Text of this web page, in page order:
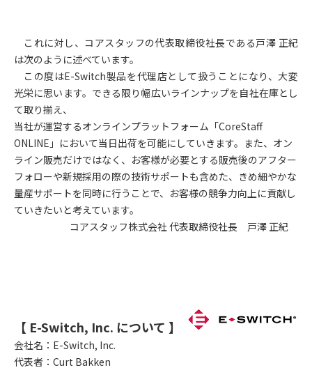
これに対し、コアスタッフの代表取締役社長である戸澤 正紀
は次のように述べています。
この度はE-Switch製品を代理店として扱うことになり、大変
光栄に思います。できる限り幅広いラインナップを自社在庫とし
て取り揃え、
当社が運営するオンラインプラットフォーム「CoreStaff
ONLINE」において当日出荷を可能にしていきます。また、オン
ライン販売だけではなく、お客様が必要とする販売後のアフター
フォローや新規採用の際の技術サポートも含めた、きめ細やかな
量産サポートを同時に行うことで、お客様の競争力向上に貢献し
ていきたいと考えています。
コアスタッフ株式会社 代表取締役社長 戸澤 正紀
【 E-Switch, Inc. について 】
会社名： E-Switch, Inc.
代表者： Curt Bakken